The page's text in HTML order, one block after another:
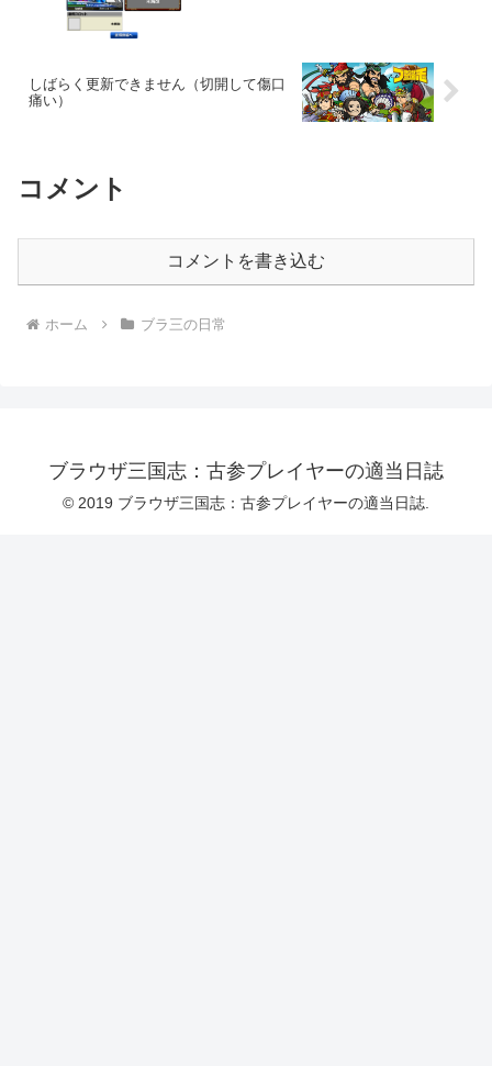
しばらく更新できません（切開して傷口
痛い）
コメント
コメントを書き込む
ホーム ブラ三の日常
ブラウザ三国志：古参プレイヤーの適当日誌
© 2019 ブラウザ三国志：古参プレイヤーの適当日誌.